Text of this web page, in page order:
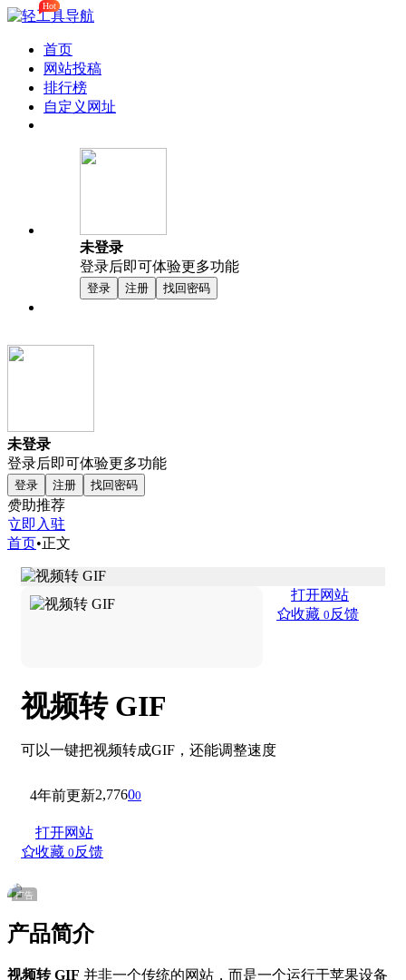
首页
网站投稿
排行榜
Hot
自定义网址
未登录
登录后即可体验更多功能
登录 注册 找回密码
未登录
登录后即可体验更多功能
登录 注册 找回密码
赞助推荐
立即入驻
首页•正文
视频转 GIF
可以一键把视频转成GIF，还能调整速度
打开网站
收藏 0 反馈
4年前更新2,77600
打开网站
收藏 0反馈
广告
产品简介
视频转 GIF 并非一个传统的网站，而是一个运行于苹果设备